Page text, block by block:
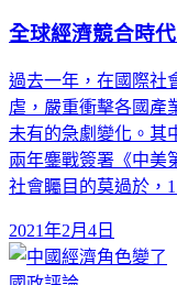
全球經濟競合時
過去一年，在國際社
虐，嚴重衝擊各國產
未有的急劇變化。其
兩年鏖戰簽署《中美
社會矚目的莫過於，
2021年2月4日